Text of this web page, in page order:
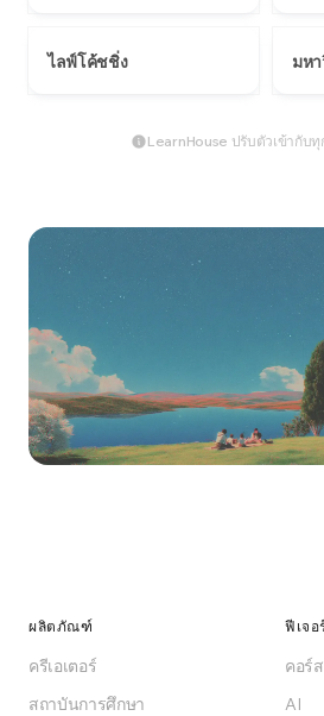
ไลฟ์โค้ชชิ่ง มห
LearnHouse ปรับตัวเข้ากับทุ
โฮสต์เอง สร้างแพลตฟอร์มฝึก
ผลิตภัณฑ์
ครีเอเตอร์
สถาบันการศึกษา
ฟีเจอ
คอร์ส
AI